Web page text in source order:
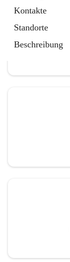
Kontakte
Standorte
Beschreibung